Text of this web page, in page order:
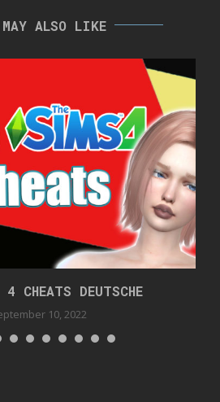
ALSO LIKE
CHEATS DEUTSCHE
10, 2022